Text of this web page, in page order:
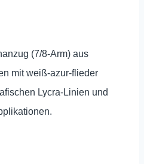
(7/8-Arm) aus
mit weiß‑azur-flieder
Lycra‑Linien und